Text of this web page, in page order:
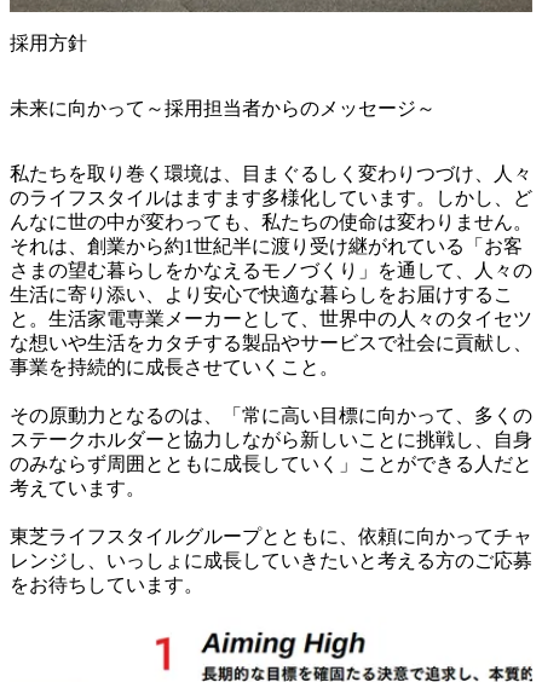
採用方針
未来に向かって～採用担当者からのメッセージ～
私たちを取り巻く環境は、目まぐるしく変わりつづけ、人々
のライフスタイルはますます多様化しています。しかし、ど
んなに世の中が変わっても、私たちの使命は変わりません。
それは、創業から約1世紀半に渡り受け継がれている「お客
さまの望む暮らしをかなえるモノづくり」を通して、人々の
生活に寄り添い、より安心で快適な暮らしをお届けするこ
と。生活家電専業メーカーとして、世界中の人々のタイセツ
な想いや生活をカタチする製品やサービスで社会に貢献し、
事業を持続的に成長させていくこと。
その原動力となるのは、「常に高い目標に向かって、多くの
ステークホルダーと協力しながら新しいことに挑戦し、自身
のみならず周囲とともに成長していく」ことができる人だと
考えています。
東芝ライフスタイルグループとともに、依頼に向かってチャ
レンジし、いっしょに成長していきたいと考える方のご応募
をお待ちしています。